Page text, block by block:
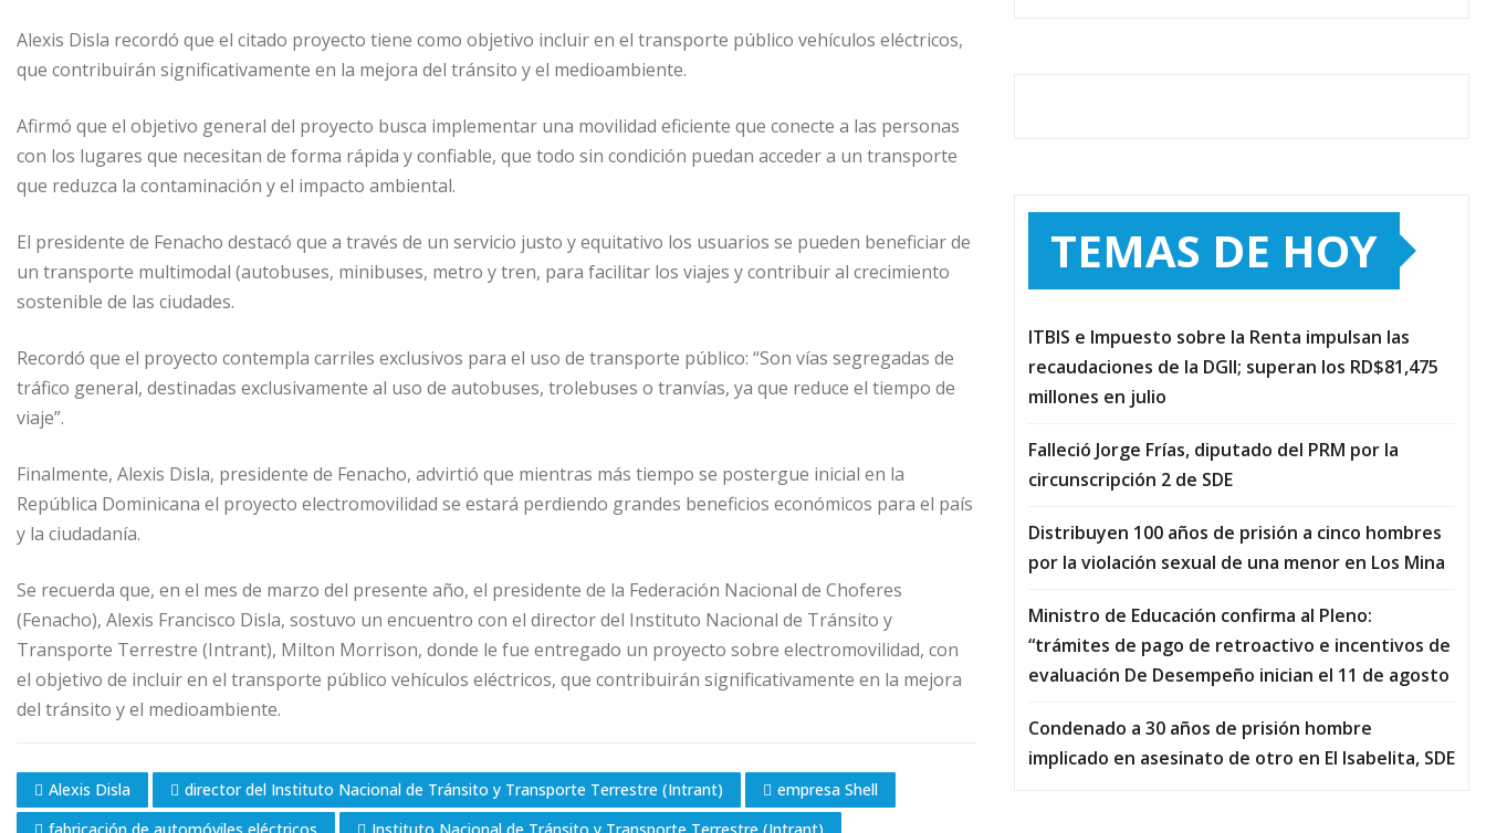
Alexis Disla recordó que el citado proyecto tiene como objetivo incluir en el transporte público vehículos eléctricos,
que contribuirán significativamente en la mejora del tránsito y el medioambiente.
Afirmó que el objetivo general del proyecto busca implementar una movilidad eficiente que conecte a las personas
con los lugares que necesitan de forma rápida y confiable, que todo sin condición puedan acceder a un transporte
que reduzca la contaminación y el impacto ambiental.
El presidente de Fenacho destacó que a través de un servicio justo y equitativo los usuarios se pueden beneficiar de
un transporte multimodal (autobuses, minibuses, metro y tren, para facilitar los viajes y contribuir al crecimiento
sostenible de las ciudades.
Recordó que el proyecto contempla carriles exclusivos para el uso de transporte público: “Son vías segregadas de
tráfico general, destinadas exclusivamente al uso de autobuses, trolebuses o tranvías, ya que reduce el tiempo de
viaje”.
Finalmente, Alexis Disla, presidente de Fenacho, advirtió que mientras más tiempo se postergue inicial en la
República Dominicana el proyecto electromovilidad se estará perdiendo grandes beneficios económicos para el país
y la ciudadanía.
Se recuerda que, en el mes de marzo del presente año, el presidente de la Federación Nacional de Choferes
(Fenacho), Alexis Francisco Disla, sostuvo un encuentro con el director del Instituto Nacional de Tránsito y
Transporte Terrestre (Intrant), Milton Morrison, donde le fue entregado un proyecto sobre electromovilidad, con
el objetivo de incluir en el transporte público vehículos eléctricos, que contribuirán significativamente en la mejora
del tránsito y el medioambiente.
Alexis Disla director del Instituto Nacional de Tránsito y Transporte Terrestre (Intrant)
empresa Shell
TEMAS DE HOY
ITBIS e Impuesto sobre la Renta impulsan las
recaudaciones de la DGII; superan los RD$81,475
millones en julio
Falleció Jorge Frías, diputado del PRM por la
circunscripción 2 de SDE
Distribuyen 100 años de prisión a cinco hombres
por la violación sexual de una menor en Los Mina
Ministro de Educación confirma al Pleno:
“trámites de pago de retroactivo e incentivos de
evaluación De Desempeño inician el 11 de agosto
Condenado a 30 años de prisión hombre
implicado en asesinato de otro en El Isabelita, SDE